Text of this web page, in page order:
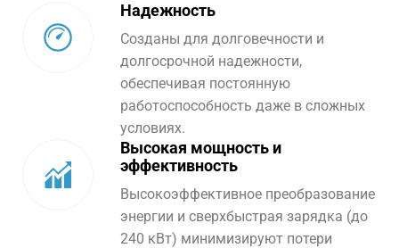
Надежность
Созданы для долговечности и
долгосрочной надежности,
обеспечивая постоянную
работоспособность даже в сложных
условиях.
Высокая мощность и
эффективность
Высокоэффективное преобразование
энергии и сверхбыстрая зарядка (до
240 кВт) минимизируют потери